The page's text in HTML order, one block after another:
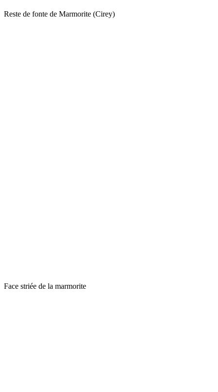
Reste de fonte de Marmorite (Cirey)
Face striée de la marmorite